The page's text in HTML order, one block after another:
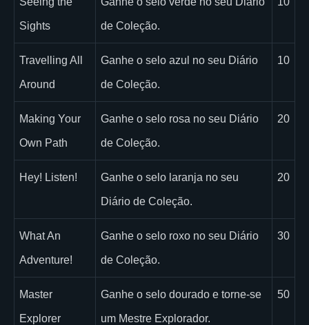
Sights de Coleção.
Travelling All
Around
Ganhe o selo azul no seu Diário
de Coleção.
10
Making Your
Own Path
Ganhe o selo rosa no seu Diário
de Coleção.
20
Hey! Listen! Ganhe o selo laranja no seu
Diário de Coleção.
20
What An
Adventure!
Ganhe o selo roxo no seu Diário
de Coleção.
30
Master
Explorer
Ganhe o selo dourado e torne-se
um Mestre Explorador.
50